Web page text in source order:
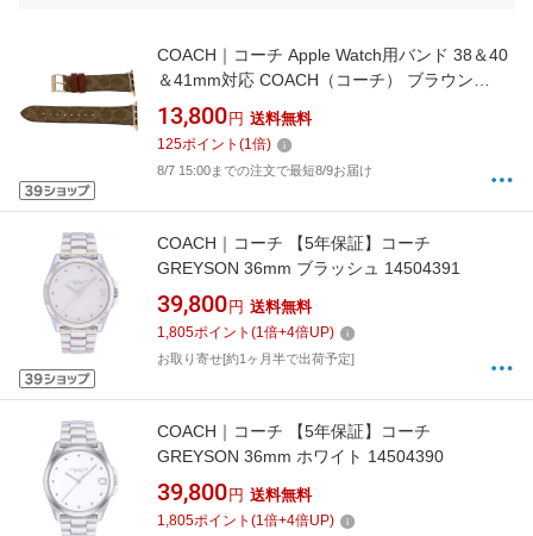
COACH｜コーチ Apple Watch用バンド 38＆40
＆41mm対応 COACH（コーチ） ブラウン
14700070
13,800 円 送料無料
125ポイント (1倍)
8/7 15:00までの注文で最短8/9お届け
COACH｜コーチ 【5年保証】コーチ
GREYSON 36mm ブラッシュ 14504391
39,800 円 送料無料
1,805ポイント (1倍+4倍UP)
お取り寄せ[約1ヶ月半で出荷予定]
COACH｜コーチ 【5年保証】コーチ
GREYSON 36mm ホワイト 14504390
39,800 円 送料無料
1,805ポイント (1倍+4倍UP)